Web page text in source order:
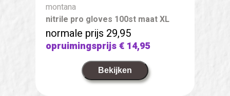
montana
nitrile pro gloves 100st maat XL
normale prijs 29,95
opruimingsprijs€ 14,95
Bekijken